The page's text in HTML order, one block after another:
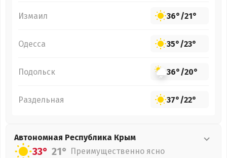
Измаил 36°/21°
Одесса 35°/23°
Подольск 36°/20°
Раздельная 37°/22°
Автономная Республика Крым
33° 21° Преимущественно ясно